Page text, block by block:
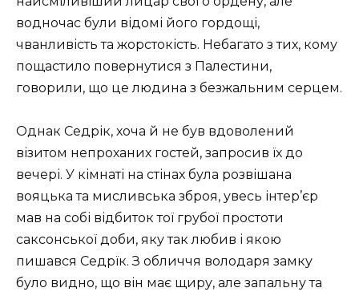
водночас були відомі його гордощі,
чванливість та жорстокість. Небагато з тих, кому
пощастило повернутися з Палестини,
говорили, що це людина з безжальним серцем.
Однак Седрік, хоча й не був вдоволений
візитом непроханих гостей, запросив їх до
вечері. У кімнаті на стінах була розвішана
вояцька та мисливська зброя, увесь інтер’єр
мав на собі відбиток тої грубої простоти
саксонської доби, яку так любив і якою
пишався Седрїк. З обличчя володаря замку
було видно, що він має щиру, але запальну та